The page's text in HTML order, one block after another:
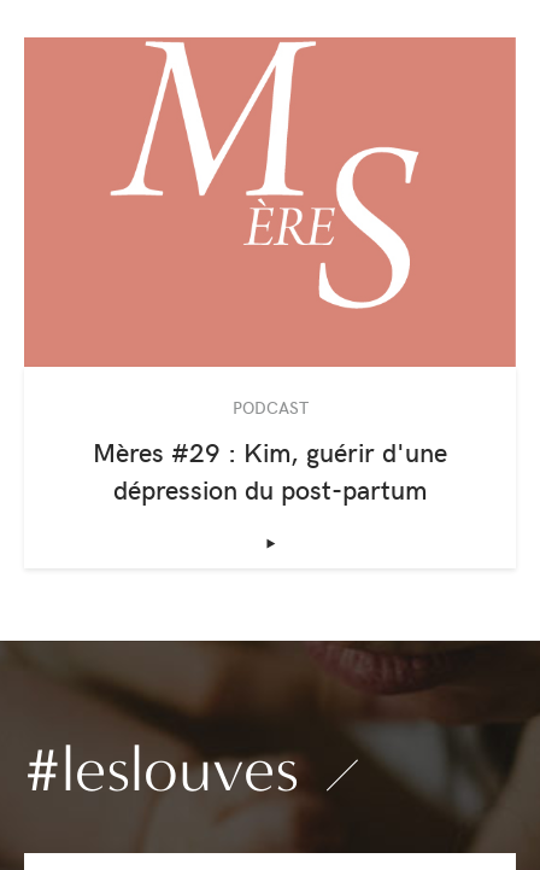
PODCAST
Mères #29 : Kim, guérir d'une
dépression du post-partum
‣
#leslouves